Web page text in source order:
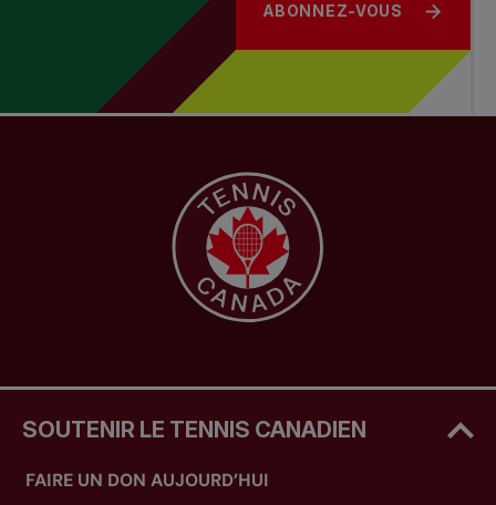
ABONNEZ-VOUS
SOUTENIR LE TENNIS CANADIEN
FAIRE UN DON AUJOURD’HUI